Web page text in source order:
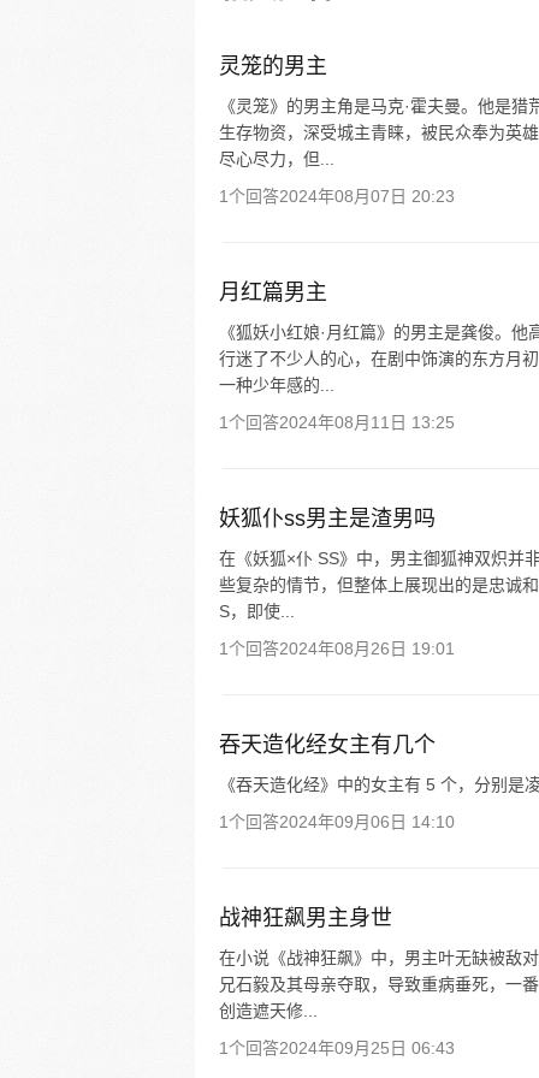
灵笼的男主
《灵笼》的男主角是马克·霍夫曼。他是
生存物资，深受城主青睐，被民众奉为英
尽心尽力，但...
1个回答2024年08月07日 20:23
月红篇男主
《狐妖小红娘·月红篇》的男主是龚俊。
行迷了不少人的心，在剧中饰演的东方月
一种少年感的...
1个回答2024年08月11日 13:25
妖狐仆ss男主是渣男吗
在《妖狐×仆 SS》中，男主御狐神双炽并
些复杂的情节，但整体上展现出的是忠诚
S，即使...
1个回答2024年08月26日 19:01
吞天造化经女主有几个
《吞天造化经》中的女主有 5 个，分别是
1个回答2024年09月06日 14:10
战神狂飙男主身世
在小说《战神狂飙》中，男主叶无缺被敌
兄石毅及其母亲夺取，导致重病垂死，一
创造遮天修...
1个回答2024年09月25日 06:43